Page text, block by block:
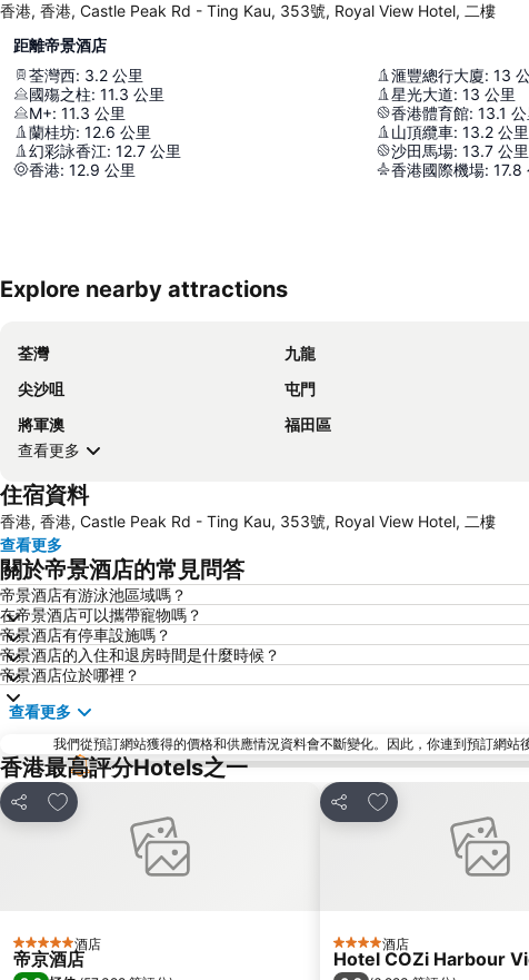
香港, 香港, Castle Peak Rd - Ting Kau, 353號, Royal View Hotel, 二樓
距離帝景酒店
荃灣西: 3.2 公里
國殤之柱: 11.3 公里
M+: 11.3 公里
蘭桂坊: 12.6 公里
幻彩詠香江: 12.7 公里
香港: 12.9 公里
滙豐總行大廈: 13
星光大道: 13 公里
香港體育館: 13.1 公
山頂纜車: 13.2 公里
沙田馬場: 13.7 公里
香港國際機場: 17.8
Explore nearby attractions
荃灣 九龍
尖沙咀
屯門
將軍澳
福田區
查看更多
住宿資料
香港, 香港, Castle Peak Rd - Ting Kau, 353號, Royal View Hotel, 二樓
查看更多
關於帝景酒店的常見問答
帝景酒店有游泳池區域嗎？
在帝景酒店可以攜帶寵物嗎？
帝景酒店有停車設施嗎？
帝景酒店的入住和退房時間是什麼時候？
帝景酒店位於哪裡？
查看更多
我們從預訂網站獲得的價格和供應情況資料會不斷變化。因此，你連到預訂網站
香港最高評分Hotels之一
分享
放到收藏夾
5 星級 酒店
帝京酒店
分享
放到收藏夾
4 星級 酒店
Hotel COZi Harbour